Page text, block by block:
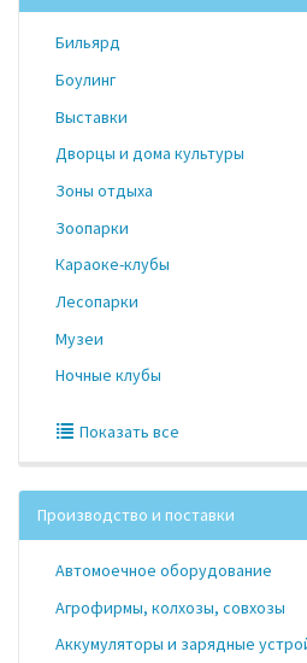
Бильярд
Боулинг
Выставки
Дворцы и дома культуры
Зоны отдыха
Зоопарки
Караоке-клубы
Лесопарки
Музеи
Ночные клубы
Показать все
Производство и поставки
Автомоечное оборудование
Агрофирмы, колхозы, совхозы
Аккумуляторы и зарядные